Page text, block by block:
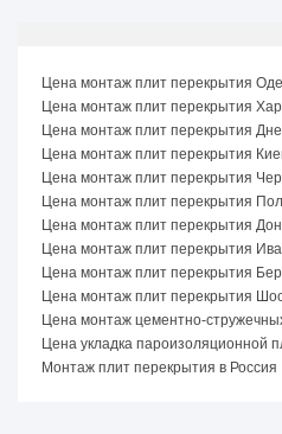
Цена монтаж плит перекрытия
Цена монтаж плит перекрытия
Цена монтаж плит перекрытия
Цена монтаж плит перекрытия
Цена монтаж плит перекрытия
Цена монтаж плит перекрытия
Цена монтаж плит перекрытия
Цена монтаж плит перекрытия
Цена монтаж плит перекрытия
Цена монтаж плит перекрытия
Цена монтаж цементно-
Цена укладка пароизоляционной
Монтаж плит перекрытия в Россия